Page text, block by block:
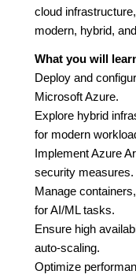
cloud
modern, hybrid,
What you will
Deploy and
Microsoft Azure.
Explore hybrid
for modern
Implement Azure
security measures.
Manage
for AI/ML tasks.
Ensure high
auto-scaling.
Optimize